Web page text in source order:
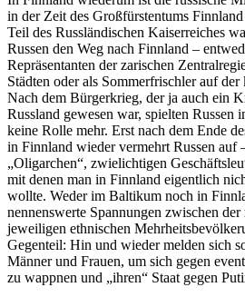
in der Zeit des Großfürstentums
Teil des Russländischen Kaiserreiches
Russen den Weg nach Finnland –
Repräsentanten der zarischen
Städten oder als Sommerfrischler auf
Nach dem Bürgerkrieg, der ja auch ein
Russland gewesen war, spielten Russen
keine Rolle mehr. Erst nach dem Ende
in Finnland wieder vermehrt Russen auf
„Oligarchen“, zwielichtigen
mit denen man in Finnland eigentlich
wollte. Weder im Baltikum noch in
nennenswerte Spannungen zwischen
jeweiligen ethnischen
Gegenteil: Hin und wieder melden sich
Männer und Frauen, um sich gegen
zu wappnen und „ihren“ Staat gegen